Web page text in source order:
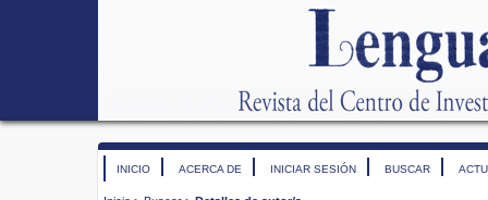
INICIO ACERCA DE INICIAR SESIÓN BUSCAR